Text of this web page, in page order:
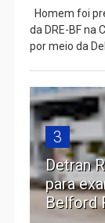
Homem foi
da DRE-BF na
por meio da
3
Detran
para
Belford